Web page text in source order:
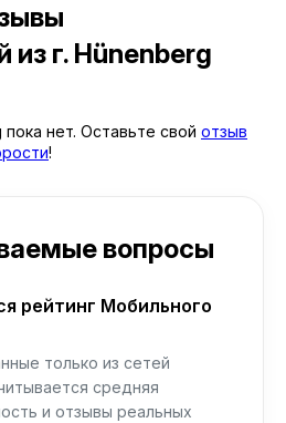
из г. Hünenberg
нет. Оставьте свой отзыв
!
вопросы
рейтинг Мобильного
только из сетей
средняя
и отзывы реальных